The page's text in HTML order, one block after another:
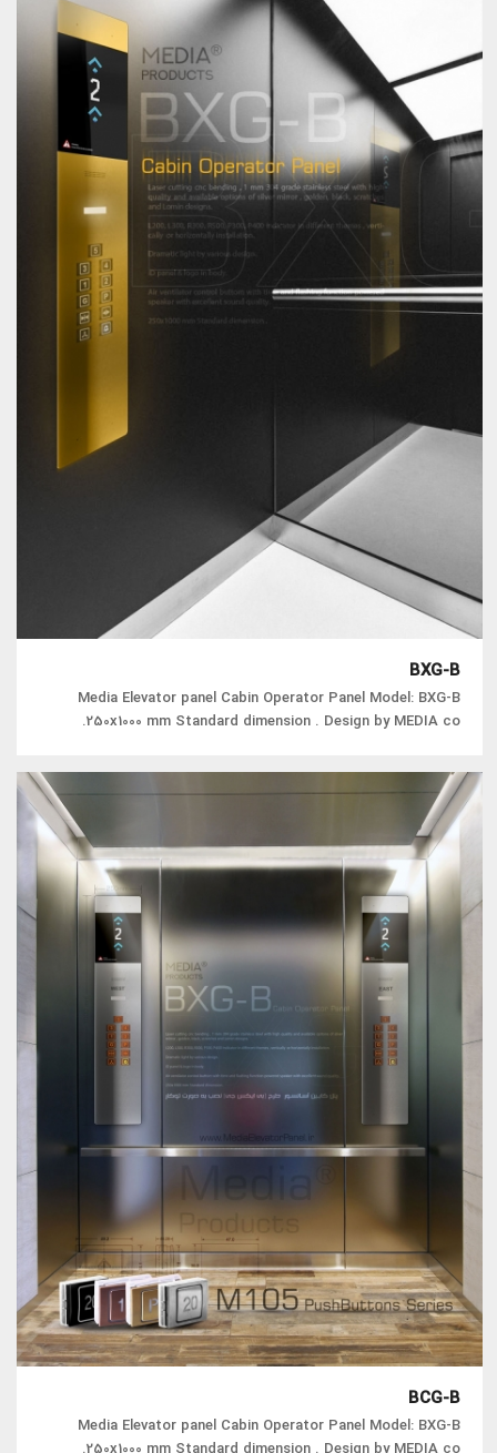
BXG-B
Media Elevator panel Cabin Operator Panel Model: BXG-B
250x1000 mm Standard dimension . Design by MEDIA co.
BCG-B
Media Elevator panel Cabin Operator Panel Model: BXG-B